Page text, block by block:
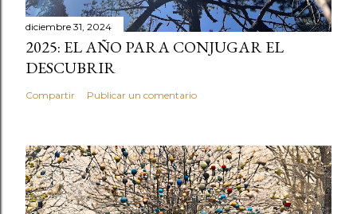
diciembre 31, 2024
2025: EL AÑO PARA CONJUGAR EL
DESCUBRIR
Compartir Publicar un comentario